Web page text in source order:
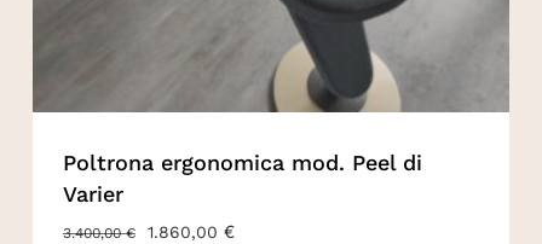
Poltrona ergonomica mod. Peel di
Varier
3.400,00€
URSPRÜNGLICHER
1.860,00 €